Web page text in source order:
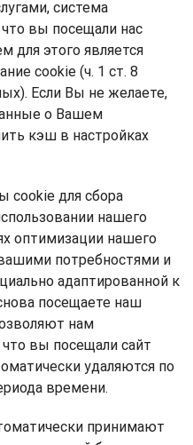
система
вы посещали нас
для этого является
cookie (ч. 1 ст. 8
Если Вы не желаете,
о Вашем
кэш в настройках
cookie для сбора
нашего
оптимизации нашего
потребностями и
адаптированной к
посещаете наш
нам
вы посещали сайт
удаляются по
времени.
принимают